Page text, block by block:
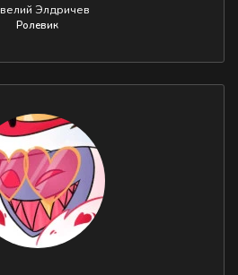
Элдричев
Ролевик